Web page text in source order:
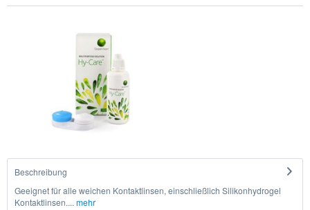
Beschreibung
Geeignet für alle weichen Kontaktlinsen, einschließlich Silikonhydrogel
Kontaktlinsen.... mehr